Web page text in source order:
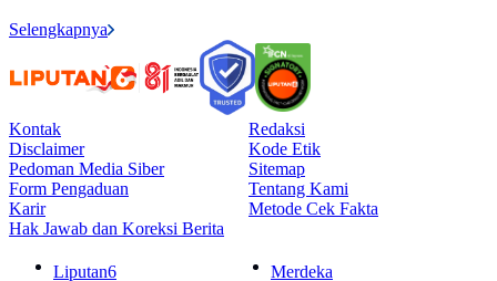
Selengkapnya
Kontak
Redaksi
Disclaimer
Kode Etik
Pedoman Media Siber
Sitemap
Form Pengaduan
Tentang Kami
Karir
Metode Cek Fakta
Hak Jawab dan Koreksi Berita
Liputan6
Merdeka